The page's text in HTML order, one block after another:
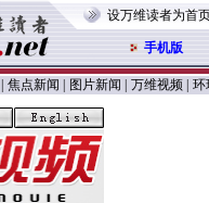
设万维读者为首
手机版
焦点新闻 图片新闻 万维视频 环